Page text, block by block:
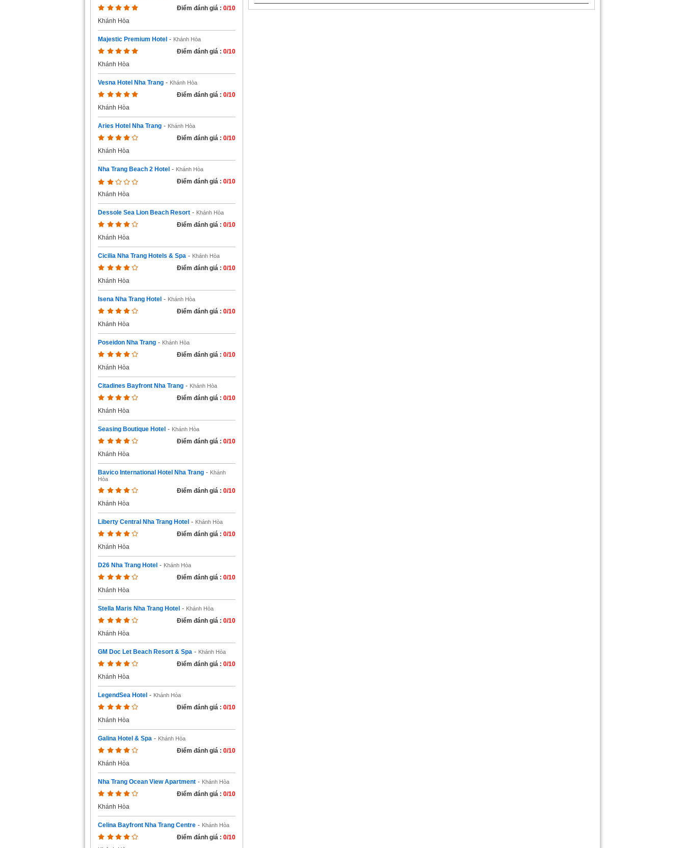
Điểm đánh giá : 0/10
Khánh Hòa
Majestic Premium Hotel - Khánh Hòa
Điểm đánh giá : 0/10
Khánh Hòa
Vesna Hotel Nha Trang - Khánh Hòa
Điểm đánh giá : 0/10
Khánh Hòa
Aries Hotel Nha Trang - Khánh Hòa
Điểm đánh giá : 0/10
Khánh Hòa
Nha Trang Beach 2 Hotel - Khánh Hòa
Điểm đánh giá : 0/10
Khánh Hòa
Dessole Sea Lion Beach Resort - Khánh Hòa
Điểm đánh giá : 0/10
Khánh Hòa
Cicilia Nha Trang Hotels & Spa - Khánh Hòa
Điểm đánh giá : 0/10
Khánh Hòa
Isena Nha Trang Hotel - Khánh Hòa
Điểm đánh giá : 0/10
Khánh Hòa
Poseidon Nha Trang - Khánh Hòa
Điểm đánh giá : 0/10
Khánh Hòa
Citadines Bayfront Nha Trang - Khánh Hòa
Điểm đánh giá : 0/10
Khánh Hòa
Seasing Boutique Hotel - Khánh Hòa
Điểm đánh giá : 0/10
Khánh Hòa
Bavico International Hotel Nha Trang - Khánh
Hòa
Điểm đánh giá : 0/10
Khánh Hòa
Liberty Central Nha Trang Hotel - Khánh Hòa
Điểm đánh giá : 0/10
Khánh Hòa
D26 Nha Trang Hotel - Khánh Hòa
Điểm đánh giá : 0/10
Khánh Hòa
Stella Maris Nha Trang Hotel - Khánh Hòa
Điểm đánh giá : 0/10
Khánh Hòa
GM Doc Let Beach Resort & Spa - Khánh Hòa
Điểm đánh giá : 0/10
Khánh Hòa
LegendSea Hotel - Khánh Hòa
Điểm đánh giá : 0/10
Khánh Hòa
Galina Hotel & Spa - Khánh Hòa
Điểm đánh giá : 0/10
Khánh Hòa
Nha Trang Ocean View Apartment - Khánh Hòa
Điểm đánh giá : 0/10
Khánh Hòa
Celina Bayfront Nha Trang Centre - Khánh Hòa
Điểm đánh giá : 0/10